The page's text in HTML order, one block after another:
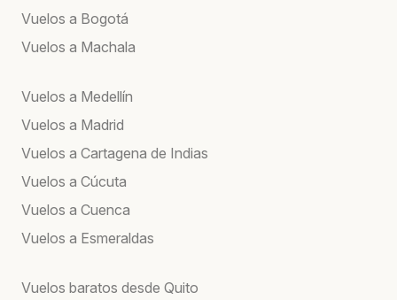
Vuelos a Bogotá
Vuelos a Machala
Vuelos a Medellín
Vuelos a Madrid
Vuelos a Cartagena de Indias
Vuelos a Cúcuta
Vuelos a Cuenca
Vuelos a Esmeraldas
Vuelos baratos desde Quito